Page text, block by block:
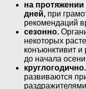
на протяжении
дней, при
рекомендаций
сезонно.
некоторых
конъюнктивит и
до начала
круглогодично.
развиваются